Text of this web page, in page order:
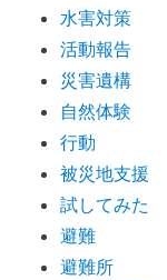
水害対策
活動報告
災害遺構
自然体験
行動
被災地支援
試してみた
避難
避難所